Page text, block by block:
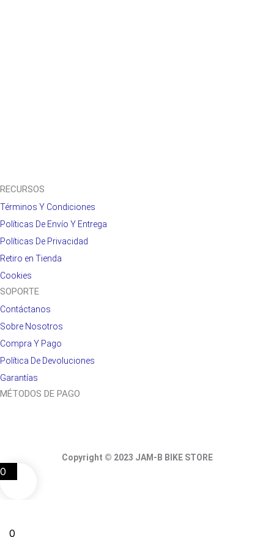
RECURSOS
Términos Y Condiciones
Políticas De Envío Y Entrega
Políticas De Privacidad
Retiro en Tienda
Cookies
SOPORTE
Contáctanos
Sobre Nosotros
Compra Y Pago
Política De Devoluciones
Garantías
MÉTODOS DE PAGO
Copyright © 2023 JAM-B BIKE STORE
0
0